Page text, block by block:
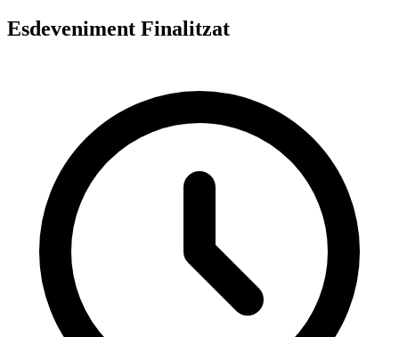
Esdeveniment Finalitzat